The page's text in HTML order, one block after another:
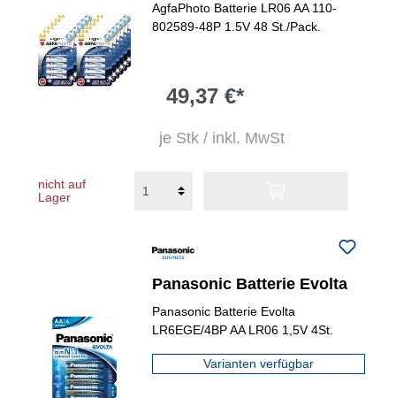
AgfaPhoto Batterie LR06 AA 110-
802589-48P 1.5V 48 St./Pack.
49,37 €*
je Stk / inkl. MwSt
nicht auf
Lager
Panasonic Batterie Evolta
Panasonic Batterie Evolta
LR6EGE/4BP AA LR06 1,5V 4St.
Varianten verfügbar